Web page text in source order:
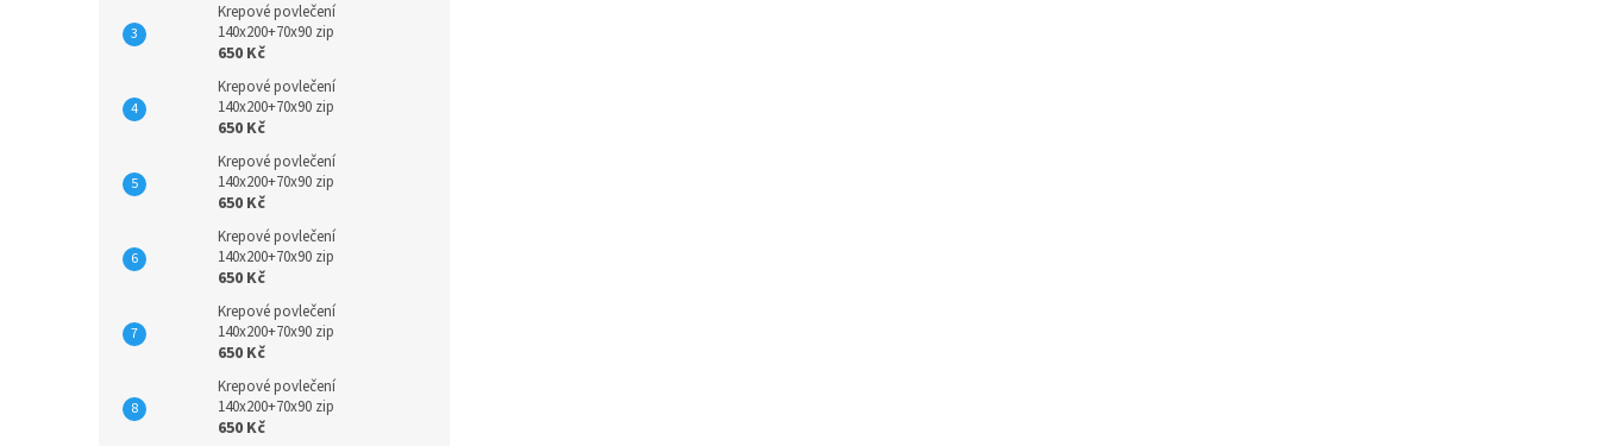
Krepové povlečení
140x200+70x90 zip
650 Kč
Krepové povlečení
140x200+70x90 zip
650 Kč
Krepové povlečení
140x200+70x90 zip
650 Kč
Krepové povlečení
140x200+70x90 zip
650 Kč
Krepové povlečení
140x200+70x90 zip
650 Kč
Krepové povlečení
140x200+70x90 zip
650 Kč